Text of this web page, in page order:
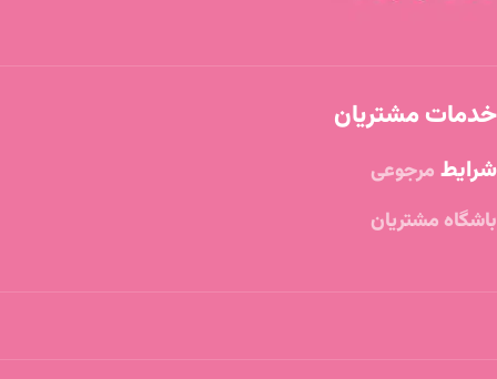
خدمات مشتریان
شرایط مرجوعی
باشگاه مشتریان